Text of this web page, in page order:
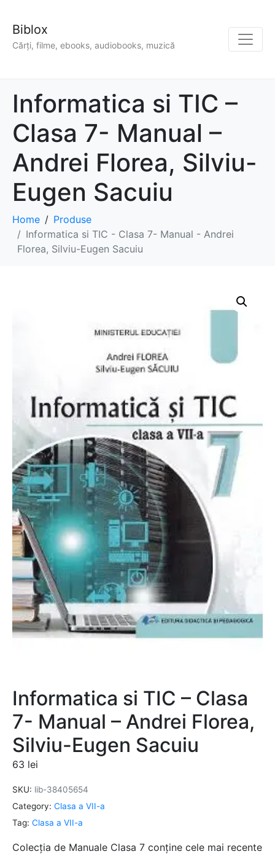
Biblox
Cărți, filme, ebooks, audiobooks, muzică
Informatica si TIC –
Clasa 7- Manual –
Andrei Florea, Silviu-
Eugen Sacuiu
Home
Produse
Informatica si TIC - Clasa 7- Manual - Andrei
Florea, Silviu-Eugen Sacuiu
Informatica si TIC – Clasa
7- Manual – Andrei Florea,
Silviu-Eugen Sacuiu
63 lei
SKU: lib-38405654
Category: Clasa a VII-a
Tag: Clasa a VII-a
Colecția de Manuale Clasa 7 conține cele mai recente